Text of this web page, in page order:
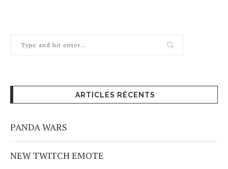
ARTICLES RÉCENTS
PANDA WARS
NEW TWITCH EMOTE